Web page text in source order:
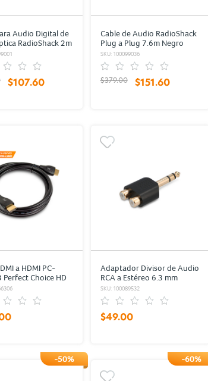
Audio Digital de
RadioShack 2m
$107.60
Cable de Audio RadioShack
Plug a Plug 7.6m Negro
SKU: 100099036
$379.00 $151.60
a HDMI PC-
Choice HD
UHD 2K 4K 8K
Adaptador Divisor de Audio
RCA a Estéreo 6.3 mm
RadioShack / Negro
SKU: 100089532
$49.00
-50% -60%